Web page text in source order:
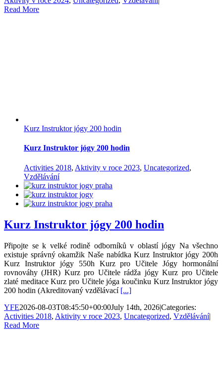
Read More
Kurz Instruktor jógy 200 hodin
Kurz Instruktor jógy 200 hodin
Activities 2018, Aktivity v roce 2023, Uncategorized,
Vzdělávání
Kurz Instruktor jógy 200 hodin
Připojte se k velké rodině odborníků v oblastí jógy Na všechno
existuje správný okamžik Naše nabídka Kurz Instruktor jógy 200h
Kurz Instruktor jógy 550h Kurz pro Učitele Jógy hormonální
rovnováhy (JHR) Kurz pro Učitele rádža jógy Kurz pro Učitele
zlaté meditace Kurz pro Učitele jóga koučinku Kurz Instruktor jógy
200 hodin (Akreditovaný vzdělávací [...]
YFE2026-08-03T08:45:50+00:00July 14th, 2026|Categories:
Activities 2018, Aktivity v roce 2023, Uncategorized, Vzdělávání|
Read More